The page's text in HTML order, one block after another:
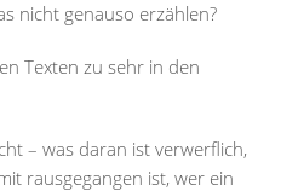
nicht genauso erzählen?
Texten zu sehr in den
– was daran ist verwerflich,
rausgegangen ist, wer ein